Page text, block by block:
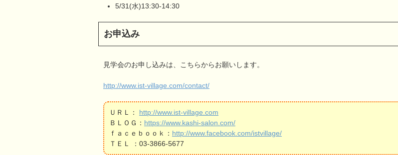
5/31(水)13:30-14:30
お申込み
見学会のお申し込みは、こちらからお願いします。
http://www.ist-village.com/contact/
ＵＲＬ： http://www.ist-village.com
ＢＬＯＧ： https://www.kashi-salon.com/
ｆａｃｅｂｏｏｋ： http://www.facebook.com/istvillage/
ＴＥＬ ：03-3866-5677